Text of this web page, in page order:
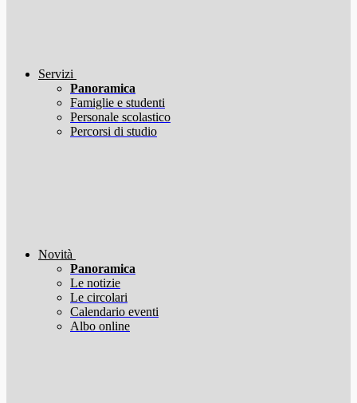
Servizi
Panoramica
Famiglie e studenti
Personale scolastico
Percorsi di studio
Novità
Panoramica
Le notizie
Le circolari
Calendario eventi
Albo online